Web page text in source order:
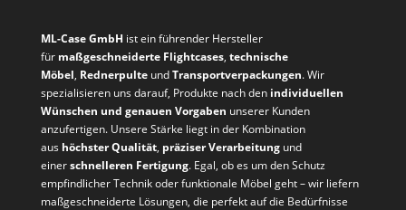
ML-Case GmbH ist ein führender Hersteller
für maßgeschneiderte Flightcases, technische
Möbel, RednerpulteundTransportverpackungen. Wir
spezialisieren uns darauf, Produkte nach den individuellen
Wünschen und genauen Vorgaben unserer Kunden
anzufertigen. Unsere Stärke liegt in der Kombination
aus höchster Qualität, präziser Verarbeitungund
einerschnelleren Fertigung. Egal, ob es um den Schutz
empfindlicher Technik oder funktionale Möbel geht – wir liefern
maßgeschneiderte Lösungen, die perfekt auf die Bedürfnisse